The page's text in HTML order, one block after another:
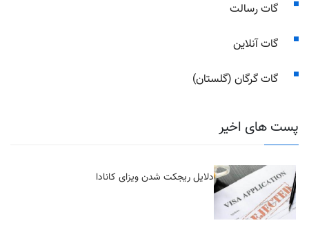
گات رسالت
گات آنلاین
گات گرگان (گلستان)
پست های اخیر
دلایل ریجکت شدن ویزای کانادا